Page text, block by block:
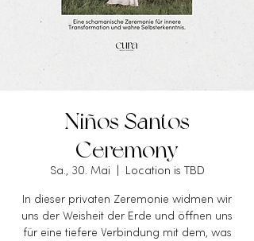
Niños Santos
Ceremony
Sa., 30. Mai Location is TBD
In dieser privaten Zeremonie widmen wir
uns der Weisheit der Erde und öffnen uns
für eine tiefere Verbindung mit dem, was